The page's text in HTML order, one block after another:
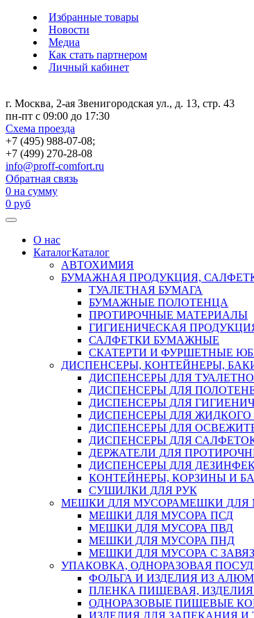
Избранные товары
Новости
Медиа
Как стать партнером
Личный кабинет
г. Москва, 2-ая Звенигородская ул., д. 13, стр. 43
пн-пт с 09:00 до 17:30
Схема проезда
+7 (495) 988-07-08;
+7 (499) 270-28-08
info@proff-comfort.ru
Обратная связь
0 на сумму
0 руб
О нас
КаталогКаталог
АВТОХИМИЯ
БУМАЖНАЯ ПРОДУКЦИЯ,
ТУАЛЕТНАЯ БУМАГА
БУМАЖНЫЕ ПОЛОТЕНЦА
ПРОТИРОЧНЫЕ МАТЕРИАЛЫ
ГИГИЕНИЧЕСКАЯ
САЛФЕТКИ БУМАЖНЫЕ
СКАТЕРТИ И ФУРШЕТНЫЕ
ДИСПЕНСЕРЫ, КОНТЕЙНЕРЫ,
ДИСПЕНСЕРЫ ДЛЯ
ДИСПЕНСЕРЫ ДЛЯ
ДИСПЕНСЕРЫ ДЛЯ
ДИСПЕНСЕРЫ ДЛЯ
ДИСПЕНСЕРЫ ДЛЯ
ДИСПЕНСЕРЫ ДЛЯ
ДЕРЖАТЕЛИ ДЛЯ
ДИСПЕНСЕРЫ ДЛЯ
КОНТЕЙНЕРЫ, КОРЗИНЫ И
СУШИЛКИ ДЛЯ РУК
МЕШКИ ДЛЯ МУСОРАМЕШКИ ДЛЯ
МЕШКИ ДЛЯ МУСОРА ПСД
МЕШКИ ДЛЯ МУСОРА ПВД
МЕШКИ ДЛЯ МУСОРА ПНД
МЕШКИ ДЛЯ МУСОРА С
УПАКОВКА, ОДНОРАЗОВАЯ
ФОЛЬГА И ИЗДЕЛИЯ ИЗ
ПЛЕНКА ПИЩЕВАЯ, ИЗДЕЛИЯ
ОДНОРАЗОВЫЕ ПИЩЕВЫЕ
ИЗДЕЛИЯ ДЛЯ ЗАПЕКАНИЯ И